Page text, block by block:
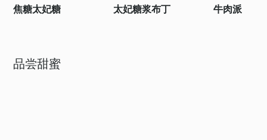
焦糖太妃糖 太妃糖浆布丁 牛肉派
品尝甜蜜